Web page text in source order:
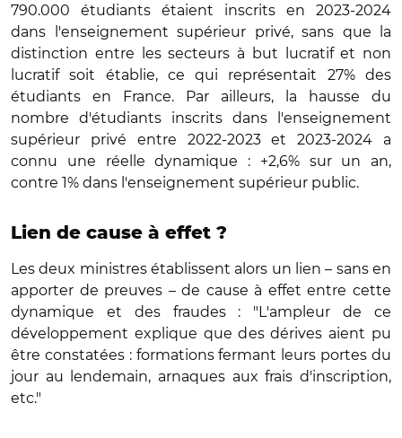
790.000 étudiants étaient inscrits en 2023-2024
dans l'enseignement supérieur privé, sans que la
distinction entre les secteurs à but lucratif et non
lucratif soit établie, ce qui représentait 27% des
étudiants en France. Par ailleurs, la hausse du
nombre d'étudiants inscrits dans l'enseignement
supérieur privé entre 2022-2023 et 2023-2024 a
connu une réelle dynamique : +2,6% sur un an,
contre 1% dans l'enseignement supérieur public.
Lien de cause à effet ?
Les deux ministres établissent alors un lien – sans en
apporter de preuves – de cause à effet entre cette
dynamique et des fraudes : "L'ampleur de ce
développement explique que des dérives aient pu
être constatées : formations fermant leurs portes du
jour au lendemain, arnaques aux frais d'inscription,
etc."